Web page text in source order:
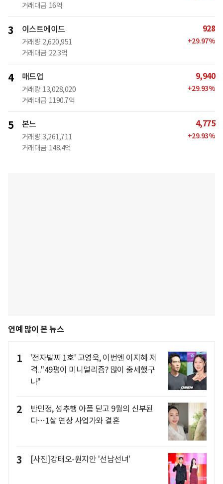
거래대금 16억
3 이스트에이드
거래량 2,620,951
거래대금 22.3억
928
+29.97%
4 매드업
거래량 13,028,020
거래대금 1190.7억
9,940
+29.93%
5 본느
거래량 3,261,711
거래대금 148.4억
4,775
+29.93%
연예 많이 본 뉴스
1
'전자발찌 1호' 고영욱, 이번엔 이지혜 저
격.."49평이 미니멀리즘? 많이 출세했구
나"
2
반민정, 성추행 아픔 딛고 9월의 신부된
다…1살 연상 사업가와 결혼
3 [사진]강태오-원지안 '선남선녀'